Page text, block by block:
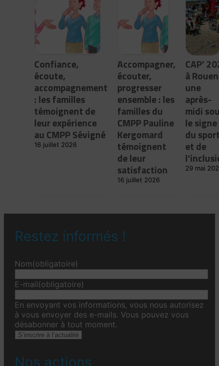
Confiance,
écoute,
accompagnement
: les familles
témoignent de
leur expérience
au CMPP Sévigné
16 juillet 2026
Accompagner,
écouter,
progresser
ensemble : les
familles du
CMPP Pauline
Kergomard
témoignent
de leur
satisfaction
16 juillet 2026
CAP’
à
une
après-
midi
le signe
du
et de
29 mai
Restez informés !
Nom(obligatoire)
E-mail(obligatoire)
En envoyant vos informations, vous nous autorisez
à vous envoyer des e-mails. Vous pouvez vous
désabonner à tout moment.
S’inscrire à l’actualité
Nos actions